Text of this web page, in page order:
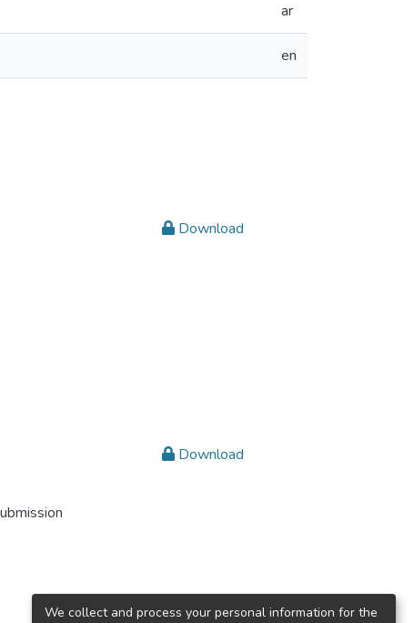
ar
en
Download
Download
We collect and process your personal information for the